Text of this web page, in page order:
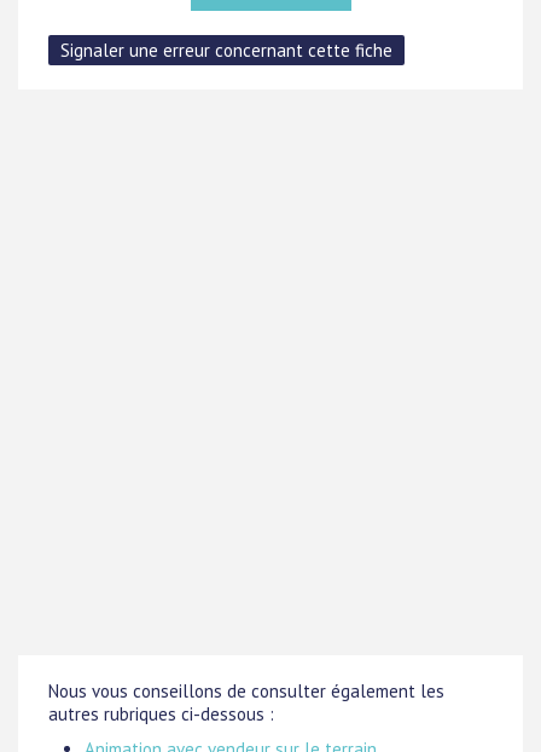
Nous vous conseillons de consulter également les
autres rubriques ci-dessous :